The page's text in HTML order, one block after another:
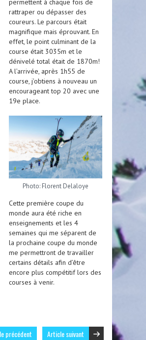
permettent à chaque fois de
rattraper ou dépasser des
coureurs. Le parcours était
magnifique mais éprouvant. En
effet, le point culminant de la
course était 3035m et le
dénivelé total était de 1870m!
A l’arrivée, après 1h55 de
course, j’obtiens à nouveau un
encourageant top 20 avec une
19e place.
Photo: Florent Delaloye
Cette première coupe du
monde aura été riche en
enseignements et les 4
semaines qui me séparent de
la prochaine coupe du monde
me permettront de travailler
certains détails afin d’être
encore plus compétitif lors des
courses à venir.
précédent Article suivant